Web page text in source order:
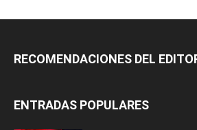
RECOMENDACIONES DEL
ENTRADAS POPULARES